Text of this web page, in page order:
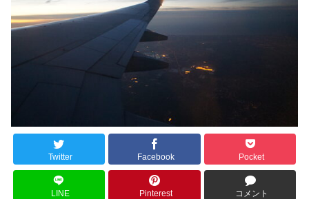
Twitter Facebook Pocket
LINE Pinterest コメント